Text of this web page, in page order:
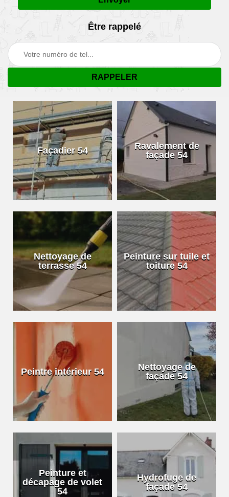
Être rappelé
Façadier 54
Ravalement de
façade 54
Nettoyage de
terrasse 54
Peinture sur tuile et
toiture 54
Peintre intérieur 54
Nettoyage de
façade 54
Peinture et
décapage de volet
54
Hydrofuge de
façade 54